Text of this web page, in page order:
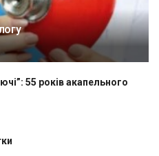
55 років акапельного